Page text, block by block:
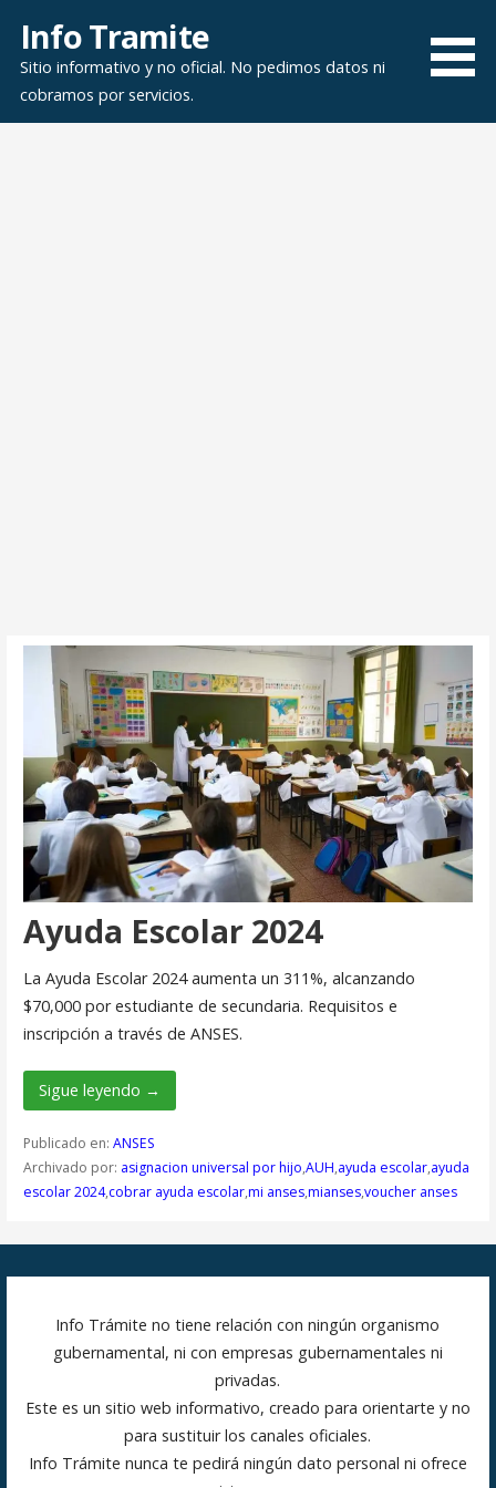
contenido
Info Tramite
Sitio informativo y no oficial. No pedimos datos ni
cobramos por servicios.
Ayuda Escolar 2024
La Ayuda Escolar 2024 aumenta un 311%, alcanzando
$70,000 por estudiante de secundaria. Requisitos e
inscripción a través de ANSES.
Sigue leyendo →
Publicado en: ANSES
Archivado por: asignacion universal por hijo,AUH,ayuda escolar,ayuda
escolar 2024,cobrar ayuda escolar,mi anses,mianses,voucher anses
Info Trámite no tiene relación con ningún organismo
gubernamental, ni con empresas gubernamentales ni
privadas.
Este es un sitio web informativo, creado para orientarte y no
para sustituir los canales oficiales.
Info Trámite nunca te pedirá ningún dato personal ni ofrece